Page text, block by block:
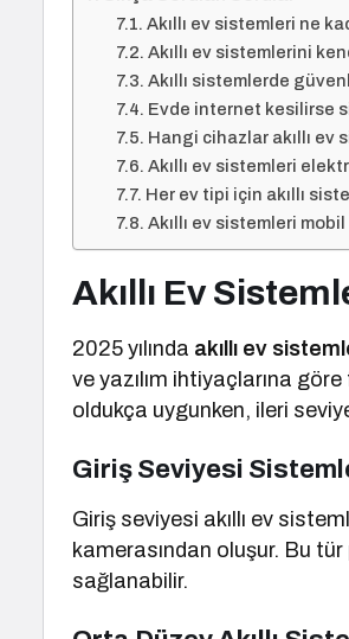
Akıllı ev sistemleri ne
Akıllı ev sistemlerini
Akıllı sistemlerde
Evde internet kesilirse
Hangi cihazlar akıllı
Akıllı ev sistemleri
Her ev tipi için akıllı
Akıllı ev sistemleri
Akıllı Ev
2025 yılında akıllı ev
ve yazılım ihtiyaçlarına
oldukça uygunken, ileri
Giriş Seviyesi
Giriş seviyesi akıllı ev
kamerasından oluşur. Bu
sağlanabilir.